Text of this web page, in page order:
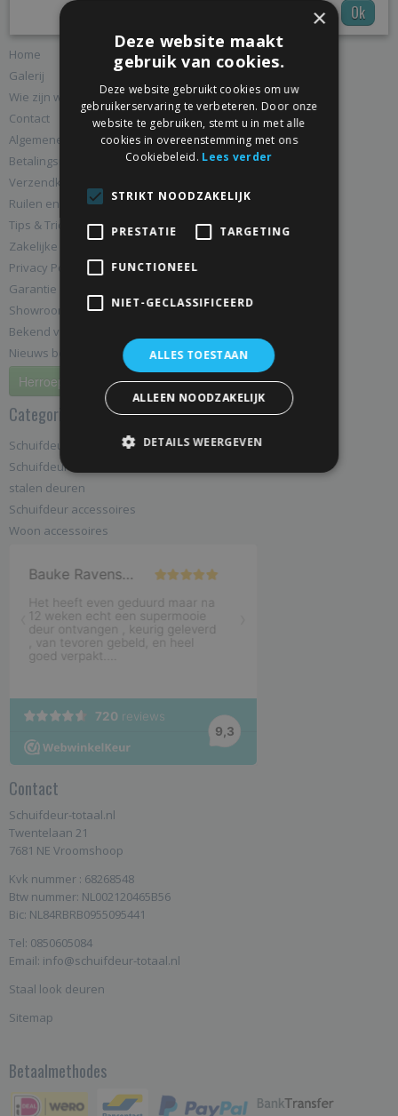
Informatie
Home
Galerij
Wie zijn wij
Contact
Algemene voorwaarden
Betalingsmogelijkheden
Verzendkosten
Ruilen en Retourneren
Tips & Tricks
Zakelijke klanten
Privacy Policy
Garantie en Klachten
Showroom
Bekend van TV!
Nieuws berichten en blog artikelen
Herroeping
Categorieën
Schuifdeursystemen
Schuifdeuren
stalen deuren
Schuifdeur accessoires
Woon accessoires
Contact
Schuifdeur-totaal.nl
Twentelaan 21
7681 NE Vroomshoop
Kvk nummer : 68268548
Btw nummer: NL002120465B56
Bic: NL84RBRB0955095441
Tel: 0850605084
Email: info@schuifdeur-totaal.nl
Staal look deuren
Sitemap
Betaalmethodes
Ok
×
Deze website maakt
gebruik van cookies.
Deze website gebruikt cookies om uw
gebruikerservaring te verbeteren. Door onze
website te gebruiken, stemt u in met alle
cookies in overeenstemming met ons
Cookiebeleid. Lees verder
STRIKT NOODZAKELIJK
PRESTATIE TARGETING
FUNCTIONEEL
NIET-GECLASSIFICEERD
ALLES TOESTAAN
ALLEEN NOODZAKELIJK
DETAILS WEERGEVEN